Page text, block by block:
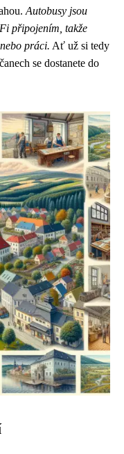
Autobusy jsou
připojením, takže
práci. Ať už si tedy
se dostanete do